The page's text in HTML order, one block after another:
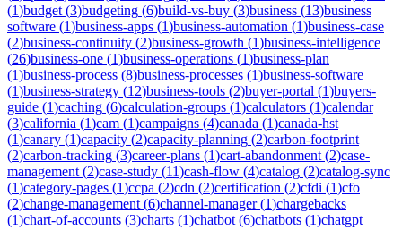
(1)budget (3)budgeting (6)build-vs-buy (3)business (13)business
software (1)business-apps (1)business-automation (1)business-case
(2)business-continuity (2)business-growth (1)business-intelligence
(26)business-one (1)business-operations (1)business-plan
(1)business-process (8)business-processes (1)business-software
(1)business-strategy (12)business-tools (2)buyer-portal (1)buyers-
guide (1)caching (6)calculation-groups (1)calculators (1)calendar
(3)california (1)cam (1)campaigns (4)canada (1)canada-hst
(1)canary (1)capacity (2)capacity-planning (2)carbon-footprint
(2)carbon-tracking (3)career-plans (1)cart-abandonment (2)case-
management (2)case-study (11)cash-flow (4)catalog (2)catalog-sync
(1)category-pages (1)ccpa (2)cdn (2)certification (2)cfdi (1)cfo
(2)change-management (6)channel-manager(1)chargebacks
(1)chart-of-accounts (3)charts (1)chatbot (6)chatbots (1)chatgpt